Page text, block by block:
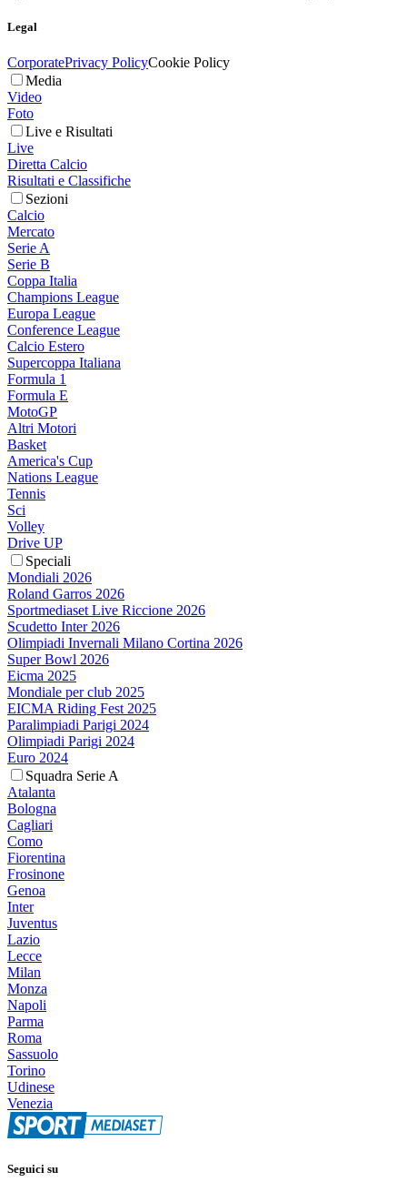
Legal
CorporatePrivacy PolicyCookie Policy
Media
Video
Foto
Live e Risultati
Live
Diretta Calcio
Risultati e Classifiche
Sezioni
Calcio
Mercato
Serie A
Serie B
Coppa Italia
Champions League
Europa League
Conference League
Calcio Estero
Supercoppa Italiana
Formula 1
Formula E
MotoGP
Altri Motori
Basket
America's Cup
Nations League
Tennis
Sci
Volley
Drive UP
Speciali
Mondiali 2026
Roland Garros 2026
Sportmediaset Live Riccione 2026
Scudetto Inter 2026
Olimpiadi Invernali Milano Cortina 2026
Super Bowl 2026
Eicma 2025
Mondiale per club 2025
EICMA Riding Fest 2025
Paralimpiadi Parigi 2024
Olimpiadi Parigi 2024
Euro 2024
Squadra Serie A
Atalanta
Bologna
Cagliari
Como
Fiorentina
Frosinone
Genoa
Inter
Juventus
Lazio
Lecce
Milan
Monza
Napoli
Parma
Roma
Sassuolo
Torino
Udinese
Venezia
Seguici su